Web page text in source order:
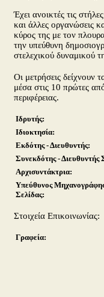
Έχει ανοικτές τις
και άλλες οργανώσεις
κύρος της με τον
την υπεύθυνη
στελεχικού δυναμικού
Οι μετρήσεις
μέσα στις 10 πρώτες
περιφέρειας.
Ιδρυτής:
Ιδιοκτησία:
Εκδότης - Διευθυντής:
Συνεκδότης - Διευθυντής
Αρχισυντάκτρια:
Υπεύθυνος
Σελίδας:
Στοιχεία Επικοινωνίας:
Γραφεία: